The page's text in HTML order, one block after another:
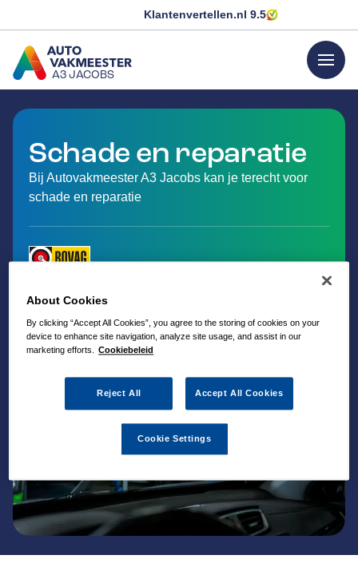
Klantenvertellen.nl 9.5
A3 JACOBS
GA NAAR DE HOMEPAGINA
menu
Schade en reparatie
Bij Autovakmeester A3 Jacobs kan je terecht voor
schade en reparatie
About Cookies
By clicking “Accept All Cookies”, you agree to the storing of cookies on your
device to enhance site navigation, analyze site usage, and assist in our
marketing efforts.
Cookiebeleid
Reject All Accept All Cookies
Cookie Settings